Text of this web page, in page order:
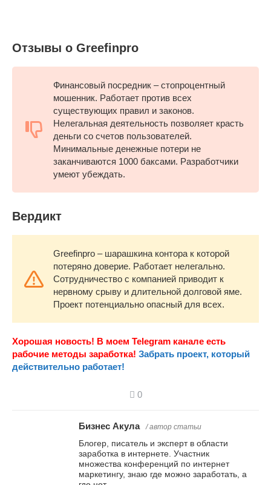
Отзывы о Greefinpro
Финансовый посредник – стопроцентный
мошенник. Работает против всех
существующих правил и законов.
Нелегальная деятельность позволяет красть
деньги со счетов пользователей.
Минимальные денежные потери не
заканчиваются 1000 баксами. Разработчики
умеют убеждать.
Вердикт
Greefinpro – шарашкина контора к которой
потеряно доверие. Работает нелегально.
Сотрудничество с компанией приводит к
нервному срыву и длительной долговой яме.
Проект потенциально опасный для всех.
Хорошая новость! В моем Telegram канале есть
рабочие методы заработка! Забрать проект, который
действительно работает!
0
Бизнес Акула / автор статьи
Блогер, писатель и эксперт в области
заработка в интернете. Участник
множества конференций по интернет
маркетингу, знаю где можно заработать, а